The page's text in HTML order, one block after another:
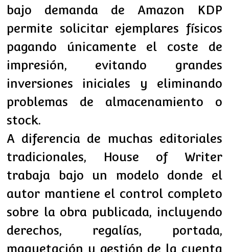
bajo demanda de Amazon KDP
permite solicitar ejemplares físicos
pagando únicamente el coste de
impresión, evitando grandes
inversiones iniciales y eliminando
problemas de almacenamiento o
stock.
A diferencia de muchas editoriales
tradicionales, House of Writer
trabaja bajo un modelo donde el
autor mantiene el control completo
sobre la obra publicada, incluyendo
derechos, regalías, portada,
maquetación y gestión de la cuenta